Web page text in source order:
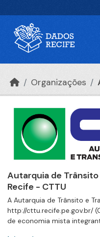
Organizações
Autarquia de
Recife - CTTU
A Autarquia de Trânsito e
http://cttu.recife.pe.gov.br/
de economia mista